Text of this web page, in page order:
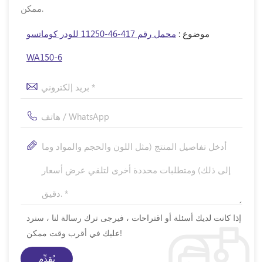
ممكن.
موضوع :
محمل رقم 417-46-11250 للودر كوماتسو
WA150-6
إذا كانت لديك أسئلة أو اقتراحات ، فيرجى ترك رسالة لنا ، سنرد
عليك في أقرب وقت ممكن!